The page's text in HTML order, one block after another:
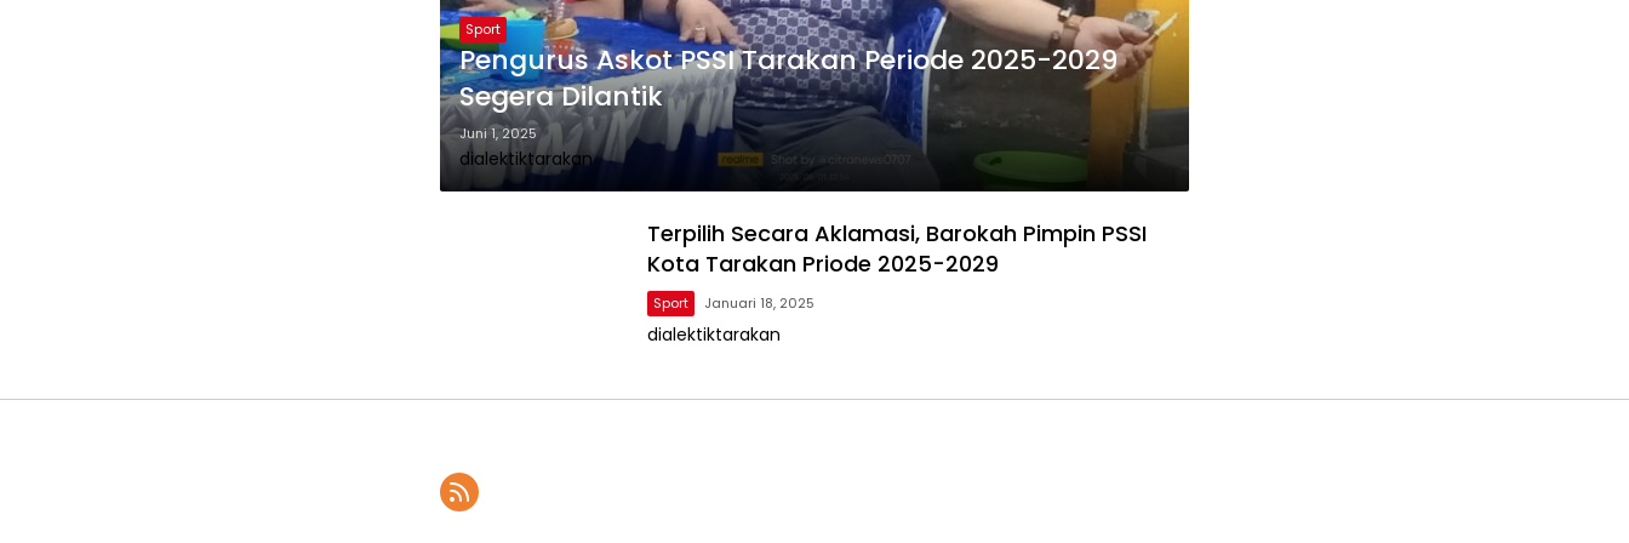
Sport
Pengurus Askot PSSI Tarakan Periode 2025-2029
Segera Dilantik
Juni 1, 2025
dialektiktarakan
Terpilih Secara Aklamasi, Barokah Pimpin PSSI
Kota Tarakan Priode 2025-2029
Sport Januari 18, 2025
dialektiktarakan